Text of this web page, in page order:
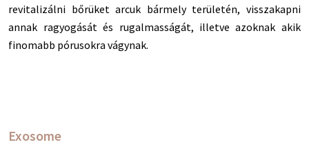
revitalizálni bőrüket arcuk bármely területén, visszakapni
annak ragyogását és rugalmasságát, illetve azoknak akik
finomabb pórusokra vágynak.
Exosome